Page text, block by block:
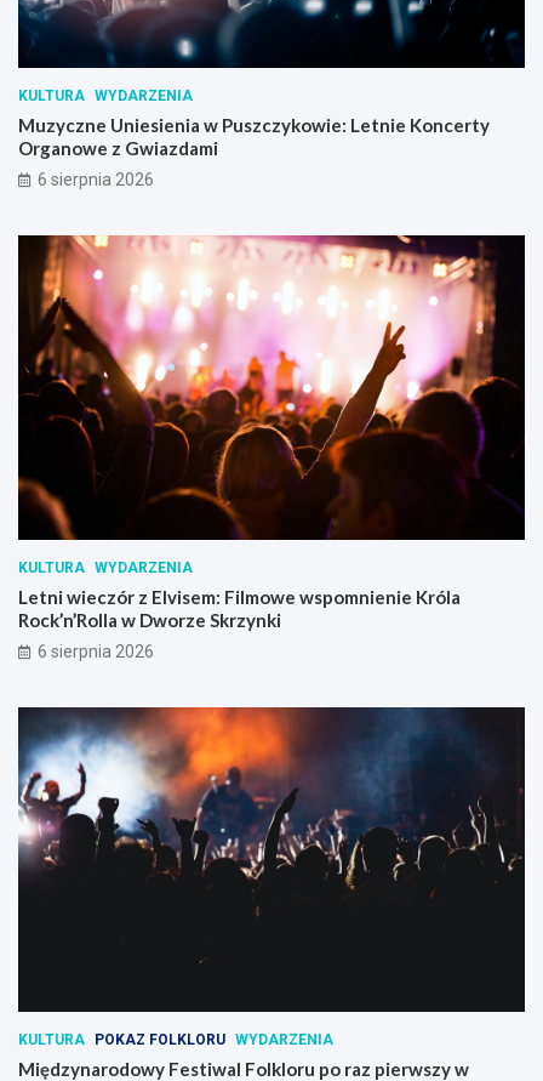
KULTURA WYDARZENIA
Muzyczne Uniesienia w Puszczykowie: Letnie Koncerty
Organowe z Gwiazdami
6 sierpnia 2026
KULTURA WYDARZENIA
Letni wieczór z Elvisem: Filmowe wspomnienie Króla
Rock’n’Rolla w Dworze Skrzynki
6 sierpnia 2026
KULTURA POKAZ FOLKLORU WYDARZENIA
Międzynarodowy Festiwal Folkloru po raz pierwszy w